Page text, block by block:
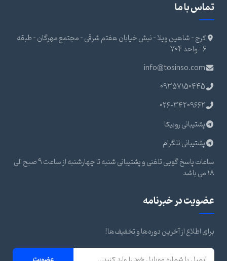
تماس با ما
کرج - شاهین ویلا - نبش خیابان هفتم شرقی - مجتمع مهرگان - طبقه
6 - واحد 704
info@tosinso.com
09357150445
026-34209662
پشتیبانی روبیکا
پشتیبانی تلگرام
ساعات پاسخ گویی تلفنی و پشتیبانی شنبه تا چهارشنبه از ساعت 9 صبح الی
18 می باشد
عضویت در خبرنامه
برای اطلاع از آخرین دوره‌ها و تخفیف‌ها!